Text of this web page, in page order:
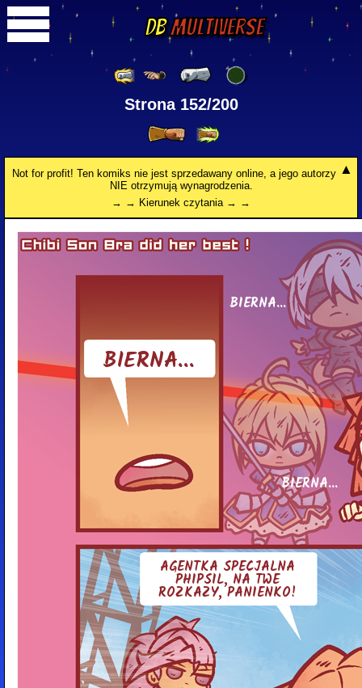
DBMultiverse
Strona 152/200
Not for profit! Ten komiks nie jest sprzedawany online, a jego autorzy
NIE otrzymują wynagrodzenia.
→ → Kierunek czytania → →
BIERNA...
BIERNA...
BIERNA...
AGENTKA SPE­CJAL­NA
PHIPSIL, NA TWE
ROZKAZY, PA­NIEN­KO!